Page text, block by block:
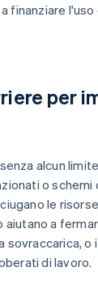
finanziare l'uso
per
alcun
o schemi
le
aiutano a
o
di lavoro.